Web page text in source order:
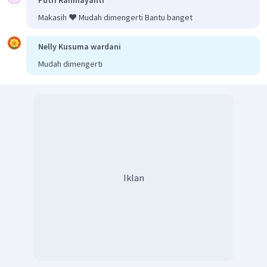
Jadi, jarak titik F ke garis AC adalah
Makasih ❤️ Mudah dimengerti Bantu banget
Nelly Kusuma wardani
Mudah dimengerti
Iklan